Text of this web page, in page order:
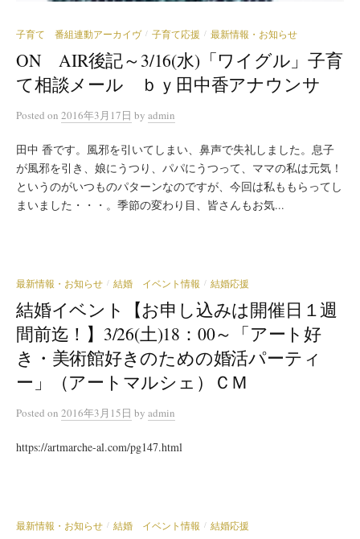
子育て 番組連動アーカイヴ / 子育て応援 / 最新情報・お知らせ
ON AIR後記～3/16(水)「ワイグル」子育
て相談メール ｂｙ田中香アナウンサ
Posted on 2016年3月17日 by admin
田中 香です。風邪を引いてしまい、鼻声で失礼しました。息子
が風邪を引き、娘にうつり、パパにうつって、ママの私は元気！
というのがいつものパターンなのですが、今回は私ももらってし
まいました・・・。季節の変わり目、皆さんもお気...
最新情報・お知らせ / 結婚 イベント情報 / 結婚応援
結婚イベント【お申し込みは開催日１週
間前迄！】3/26(土)18：00～「アート好
き・美術館好きのための婚活パーティ
ー」（アートマルシェ）ＣＭ
Posted on 2016年3月15日 by admin
https://artmarche-al.com/pg147.html
最新情報・お知らせ / 結婚 イベント情報 / 結婚応援